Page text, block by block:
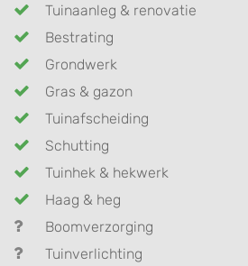
Tuinaanleg & renovatie
Bestrating
Grondwerk
Gras & gazon
Tuinafscheiding
Schutting
Tuinhek & hekwerk
Haag & heg
Boomverzorging
Tuinverlichting